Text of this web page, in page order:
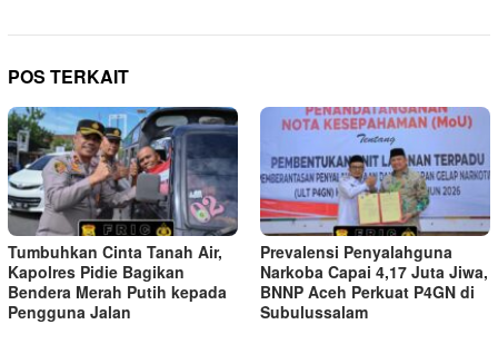
POS TERKAIT
Tumbuhkan Cinta Tanah Air,
Kapolres Pidie Bagikan
Bendera Merah Putih kepada
Pengguna Jalan ‎
Prevalensi Penyalahguna
Narkoba Capai 4,17 Juta Jiwa,
BNNP Aceh Perkuat P4GN di
Subulussalam